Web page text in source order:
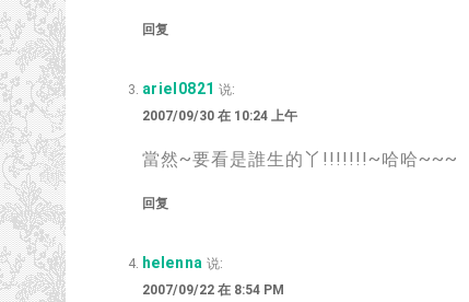
回复
ariel0821 说:
2007/09/30 在 10:24 上午
當然~要看是誰生的丫 !!!!!!!~哈哈~~~
回复
helenna 说:
2007/09/22 在 8:54 PM